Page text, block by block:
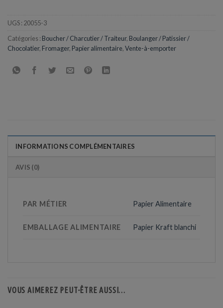
UGS : 20055-3
Catégories : Boucher / Charcutier / Traiteur, Boulanger / Patissier /
Chocolatier, Fromager, Papier alimentaire,Vente-à-emporter
INFORMATIONS COMPLÉMENTAIRES
AVIS (0)
PAR MÉTIER Papier Alimentaire
EMBALLAGE ALIMENTAIRE Papier Kraft blanchi
VOUS AIMEREZ PEUT-ÊTRE AUSSI…